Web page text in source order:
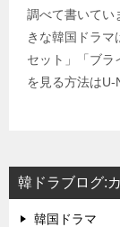
調べて書いてい
きな韓国ドラマ
セット」「ブラ
を見る方法はU-
韓ドラブログ:
韓国ドラマ